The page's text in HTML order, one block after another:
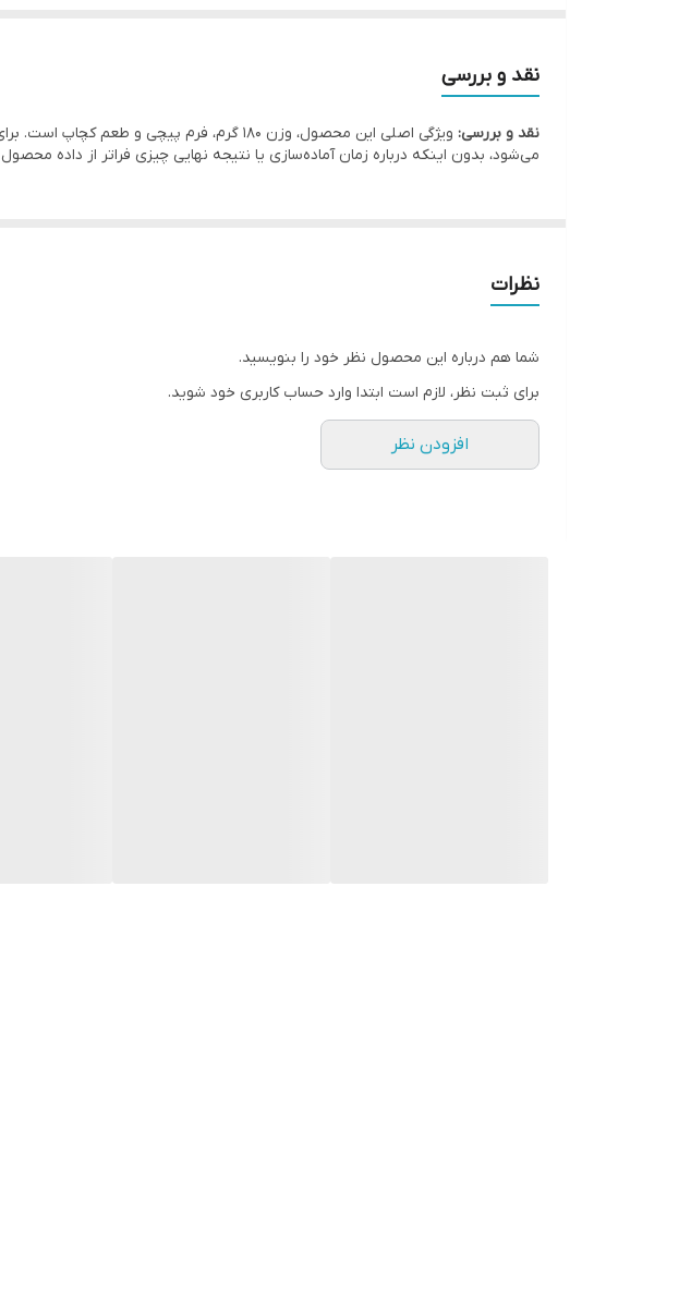
نقد و بررسی
نقد و بررسی:
ویژگی اصلی این محصول، وزن 180 گرم، فرم
می‌شود، بدون اینکه درباره زمان آماده‌سازی یا نتیجه نهایی چیزی فراتر از داده
نظرات
شما هم درباره این محصول نظر خود را بنویسید.
برای ثبت نظر، لازم است ابتدا وارد حساب کاربری خود شوید.
افزودن نظر